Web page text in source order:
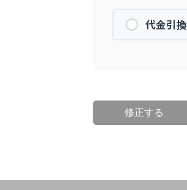
代金引換
修正する